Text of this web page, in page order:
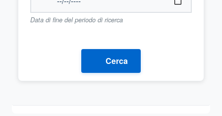
Data di fine del periodo di ricerca
Cerca